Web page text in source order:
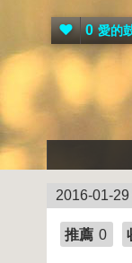
0 愛的
2016-01-29
推薦 0